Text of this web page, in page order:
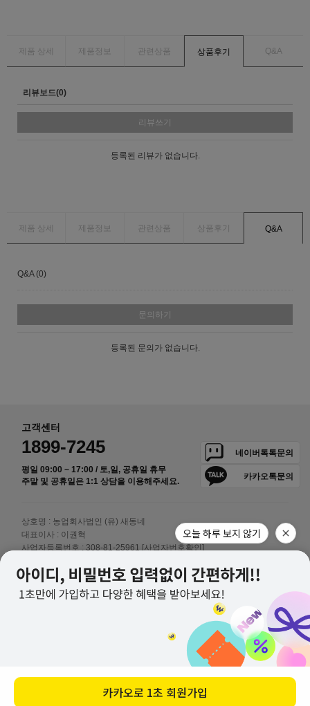
제품 상세 제품정보 관련상품 상품후기 Q&A
리뷰보드(0)
리뷰쓰기
등록된 리뷰가 없습니다.
제품 상세 제품정보 관련상품 상품후기 Q&A
Q&A (0)
문의하기
등록된 문의가 없습니다.
고객센터
1899-7245
평일 09:00 ~ 17:00 / 토,일, 공휴일 휴무
주말 및 공휴일은 1:1 상담을 이용해주세요.
네이버톡톡문의
카카오톡문의
상호명 : 농업회사법인 (유) 새동네
대표이사 : 이권혁
사업자등록번호 : 308-81-25961 [사업자번호확인]
주소 : 충청남도 논산시 상월면 상월로 749-36 새로운김치
이메일 :newsdn@naver.com
개인정보취급책임자 : 이일명
오늘 하루 보지 않기
카카오로 1초 회원가입